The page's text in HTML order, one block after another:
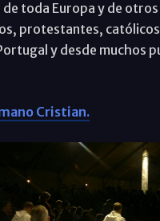
toda Europa y de
protestantes,
y desde muchos
Cristian.